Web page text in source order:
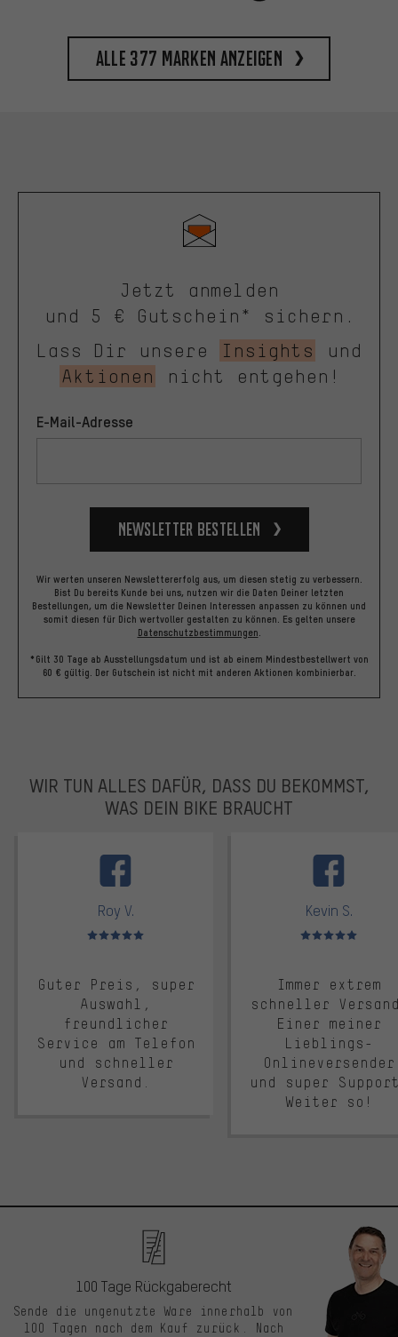
Alle 377 Marken anzeigen
Jetzt anmelden
und 5 € Gutschein* sichern.
Lass Dir unsere
Insights
und
Aktionen
nicht entgehen!
E-Mail-Adresse
Newsletter bestellen
Wir werten unseren Newslettererfolg aus, um diesen stetig zu verbessern.
Bist Du bereits Kunde bei uns, nutzen wir die Daten Deiner letzten
Bestellungen, um die Newsletter Deinen Interessen anpassen zu können und
somit diesen für Dich wertvoller gestalten zu können. Es gelten unsere
Datenschutzbestimmungen.
*Gilt 30 Tage ab Ausstellungsdatum und ist ab einem Mindestbestellwert von
60 € gültig. Der Gutschein ist nicht mit anderen Aktionen kombinierbar.
WIR TUN ALLES DAFÜR, DASS DU BEKOMMST,
WAS DEIN BIKE BRAUCHT
Roy V.
Bewertungen: 5 von 5
Guter Preis, super
Auswahl,
freundlicher
Service am Telefon
und schneller
Versand.
Kevin S.
Bewertungen: 5 von 5
Immer extrem
schneller
Einer meiner
Lieblings-
Onlineversender
und super
Weiter so!
100 Tage Rückgaberecht
Sende die ungenutzte Ware innerhalb von
100 Tagen nach dem Kauf zurück. Nach